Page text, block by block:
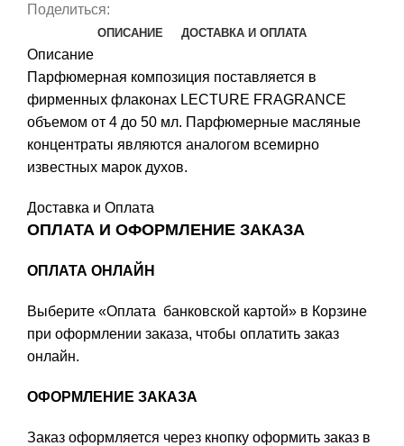
Поделиться:
ОПИСАНИЕ ДОСТАВКА И ОПЛАТА
Описание
Парфюмерная композиция поставляется в
фирменных флаконах LECTURE FRAGRANCE
объемом от 4 до 50 мл. Парфюмерные масляные
концентраты являются аналогом всемирно
известных марок духов.
Доставка и Оплата
ОПЛАТА И ОФОРМЛЕНИЕ ЗАКАЗА
ОПЛАТА ОНЛАЙН
Выберите «Оплата банковской картой» в Корзине
при оформлении заказа, чтобы оплатить заказ
онлайн.
ОФОРМЛЕНИЕ ЗАКАЗА
Заказ оформляется через кнопку оформить заказ в